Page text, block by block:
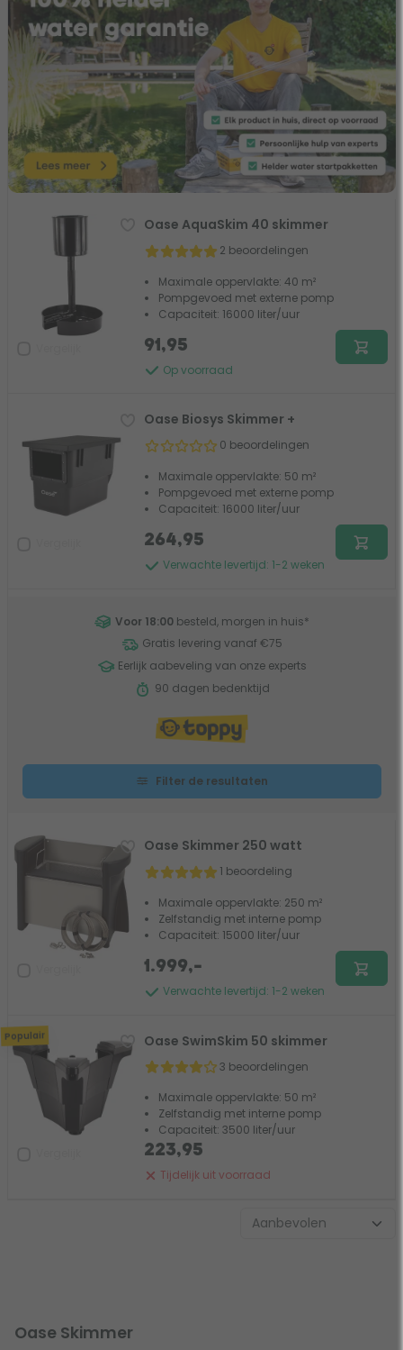
Oase AquaSkim 40 skimmer
2 beoordelingen
Maximale oppervlakte: 40 m²
Pompgevoed met externe pomp
Capaciteit: 16000 liter/uur
Op voorraad
91,95
Oase Biosys Skimmer +
0 beoordelingen
Maximale oppervlakte: 50 m²
Pompgevoed met externe pomp
Capaciteit: 16000 liter/uur
Verwachte levertijd: 1-2 weken
264,95
Voor 18:00 besteld, morgen in huis*
Gratis levering vanaf €75
Eerlijk aabeveling van onze experts
90 dagen bedenktijd
Filter de resultaten
Oase Skimmer 250 watt
1 beoordeling
Maximale oppervlakte: 250 m²
Zelfstandig met interne pomp
Capaciteit: 15000 liter/uur
Verwachte levertijd: 1-2 weken
1.999,-
Populair Oase SwimSkim 50 skimmer
3 beoordelingen
Maximale oppervlakte: 50 m²
Zelfstandig met interne pomp
Capaciteit: 3500 liter/uur
Tijdelijk uit voorraad
223,95
Oase Skimmer